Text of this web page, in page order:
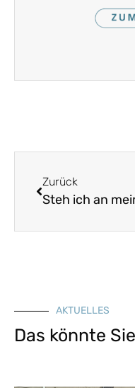
Zurück
AKTUELLES
Das könnte